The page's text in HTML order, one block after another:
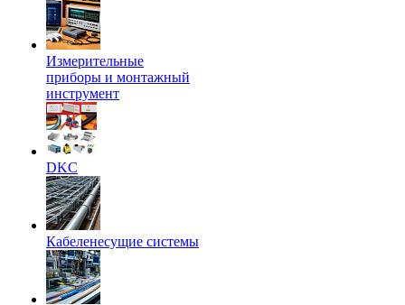
Измерительные
приборы и монтажный
инструмент
DKC
Кабеленесущие системы